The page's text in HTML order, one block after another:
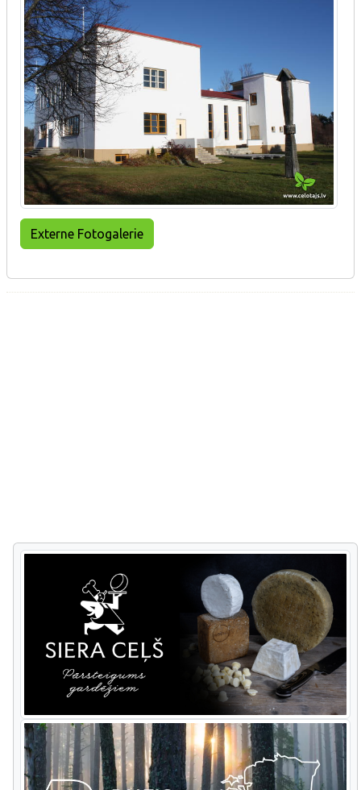
Externe Fotogalerie